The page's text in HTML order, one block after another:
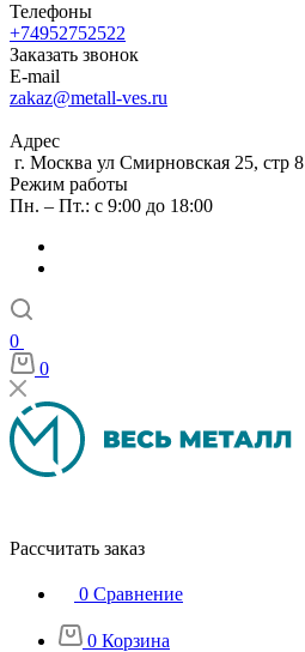
Телефоны
+74952752522
Заказать звонок
E-mail
zakaz@metall-ves.ru
Адрес
г. Москва ул Смирновская 25, стр 8
Режим работы
Пн. – Пт.: с 9:00 до 18:00
0
0
Рассчитать заказ
0 Сравнение
0 Корзина